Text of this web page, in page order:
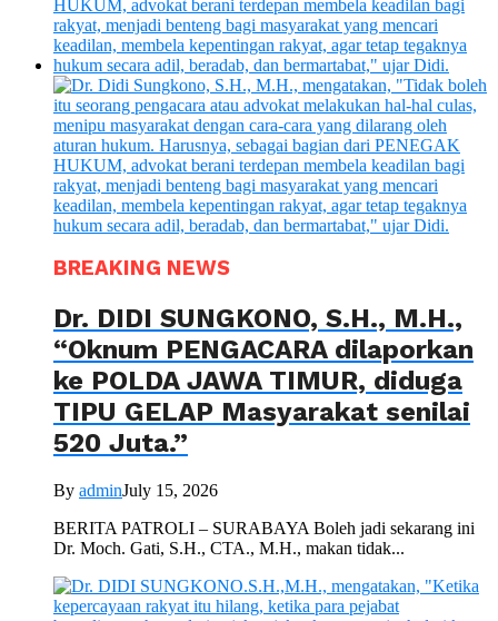
BREAKING NEWS
Dr. DIDI SUNGKONO, S.H., M.H.,
“Oknum PENGACARA dilaporkan
ke POLDA JAWA TIMUR, diduga
TIPU GELAP Masyarakat senilai
520 Juta.”
By adminJuly 15, 2026
BERITA PATROLI – SURABAYA Boleh jadi sekarang ini
Dr. Moch. Gati, S.H., CTA., M.H., makan tidak...